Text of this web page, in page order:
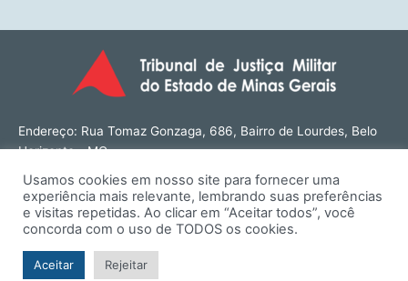
Endereço: Rua Tomaz Gonzaga, 686, Bairro de Lourdes, Belo
Horizonte - MG
Tel: (31) 3274-1566
Contato: ouvidoria@tjmmg.jus.br
Funcionamento: Segunda a Sexta, das 8h às 18h
Usamos cookies em nosso site para fornecer uma
experiência mais relevante, lembrando suas preferências
e visitas repetidas. Ao clicar em “Aceitar todos”, você
concorda com o uso de TODOS os cookies.
Aceitar Rejeitar